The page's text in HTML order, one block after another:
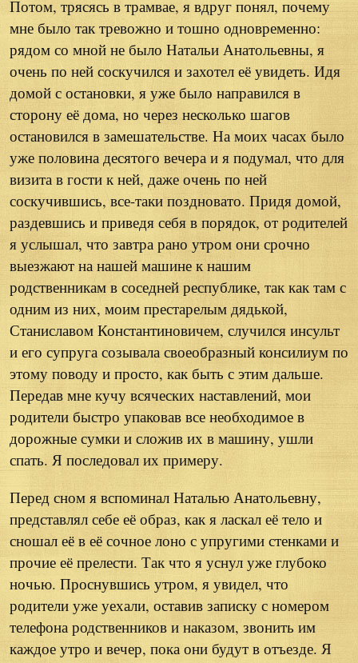
Потом, трясясь в трамвае, я вдруг понял, почему
мне было так тревожно и тошно одновременно:
рядом со мной не было Натальи Анатольевны, я
очень по ней соскучился и захотел её увидеть. Идя
домой с остановки, я уже было направился в
сторону её дома, но через несколько шагов
остановился в замешательстве. На моих часах было
уже половина десятого вечера и я подумал, что для
визита в гости к ней, даже очень по ней
соскучившись, все-таки поздновато. Придя домой,
раздевшись и приведя себя в порядок, от родителей
я услышал, что завтра рано утром они срочно
выезжают на нашей машине к нашим
родственникам в соседней республике, так как там с
одним из них, моим престарелым дядькой,
Станиславом Константиновичем, случился инсульт
и его супруга созывала своеобразный консилиум по
этому поводу и просто, как быть с этим дальше.
Передав мне кучу всяческих наставлений, мои
родители быстро упаковав все необходимое в
дорожные сумки и сложив их в машину, ушли
спать. Я последовал их примеру.
Перед сном я вспоминал Наталью Анатольевну,
представлял себе её образ, как я ласкал её тело и
сношал её в её сочное лоно с упругими стенками и
прочие её прелести. Так что я уснул уже глубоко
ночью. Проснувшись утром, я увидел, что
родители уже уехали, оставив записку с номером
телефона родственников и наказом, звонить им
каждое утро и вечер, пока они будут в отъезде. Я